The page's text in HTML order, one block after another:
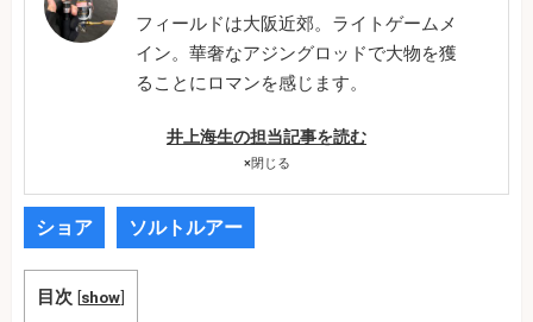
フィールドは大阪近郊。ライトゲームメ
イン。華奢なアジングロッドで大物を獲
ることにロマンを感じます。
井上海生の担当記事を読む
×閉じる
ショア ソルトルアー
目次 [show]